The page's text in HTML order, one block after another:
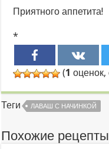
Приятного аппетита!
*
(1 оценок,
Теги ЛАВАШ С НАЧИНКОЙ
Похожие рецепты